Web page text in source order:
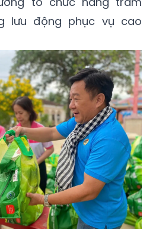
lưu động phục vụ cao